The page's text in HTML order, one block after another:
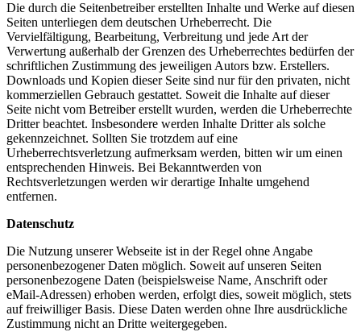
Die durch die Seitenbetreiber erstellten Inhalte und Werke auf diesen
Seiten unterliegen dem deutschen Urheberrecht. Die
Vervielfältigung, Bearbeitung, Verbreitung und jede Art der
Verwertung außerhalb der Grenzen des Urheberrechtes bedürfen der
schriftlichen Zustimmung des jeweiligen Autors bzw. Erstellers.
Downloads und Kopien dieser Seite sind nur für den privaten, nicht
kommerziellen Gebrauch gestattet. Soweit die Inhalte auf dieser
Seite nicht vom Betreiber erstellt wurden, werden die Urheberrechte
Dritter beachtet. Insbesondere werden Inhalte Dritter als solche
gekennzeichnet. Sollten Sie trotzdem auf eine
Urheberrechtsverletzung aufmerksam werden, bitten wir um einen
entsprechenden Hinweis. Bei Bekanntwerden von
Rechtsverletzungen werden wir derartige Inhalte umgehend
entfernen.
Datenschutz
Die Nutzung unserer Webseite ist in der Regel ohne Angabe
personenbezogener Daten möglich. Soweit auf unseren Seiten
personenbezogene Daten (beispielsweise Name, Anschrift oder
eMail-Adressen) erhoben werden, erfolgt dies, soweit möglich, stets
auf freiwilliger Basis. Diese Daten werden ohne Ihre ausdrückliche
Zustimmung nicht an Dritte weitergegeben.